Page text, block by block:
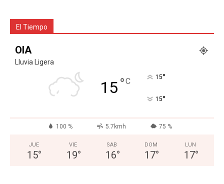
El Tiempo
OIA
Lluvia Ligera
15°C 15°
15°
100 % 5.7kmh 75 %
JUE
15°
VIE
19°
SAB
16°
DOM
17°
LUN
17°